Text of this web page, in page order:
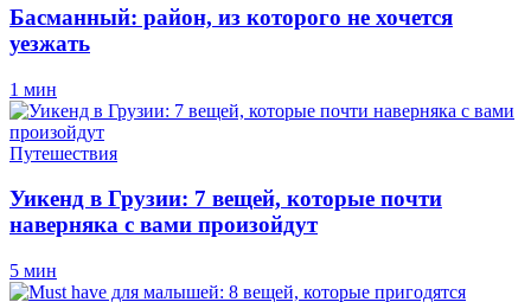
Басманный: район, из которого не хочется
уезжать
1 мин
Путешествия
Уикенд в Грузии: 7 вещей, которые почти
наверняка с вами произойдут
5 мин